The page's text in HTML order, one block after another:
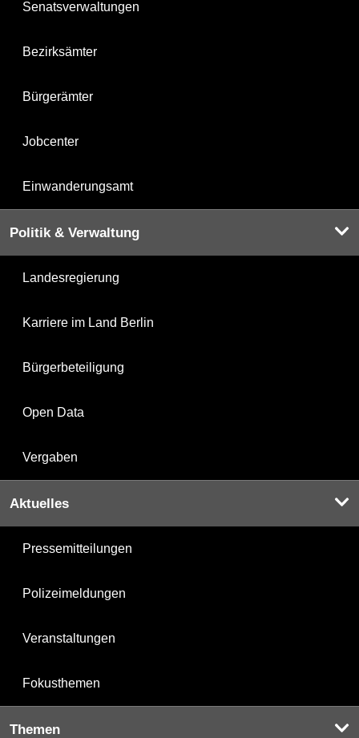
Senatsverwaltungen
Bezirksämter
Bürgerämter
Jobcenter
Einwanderungsamt
Politik & Verwaltung
Landesregierung
Karriere im Land Berlin
Bürgerbeteiligung
Open Data
Vergaben
Aktuelles
Pressemitteilungen
Polizeimeldungen
Veranstaltungen
Fokusthemen
Themen